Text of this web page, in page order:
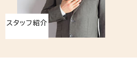
スタッフ紹介